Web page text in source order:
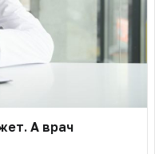
А врач